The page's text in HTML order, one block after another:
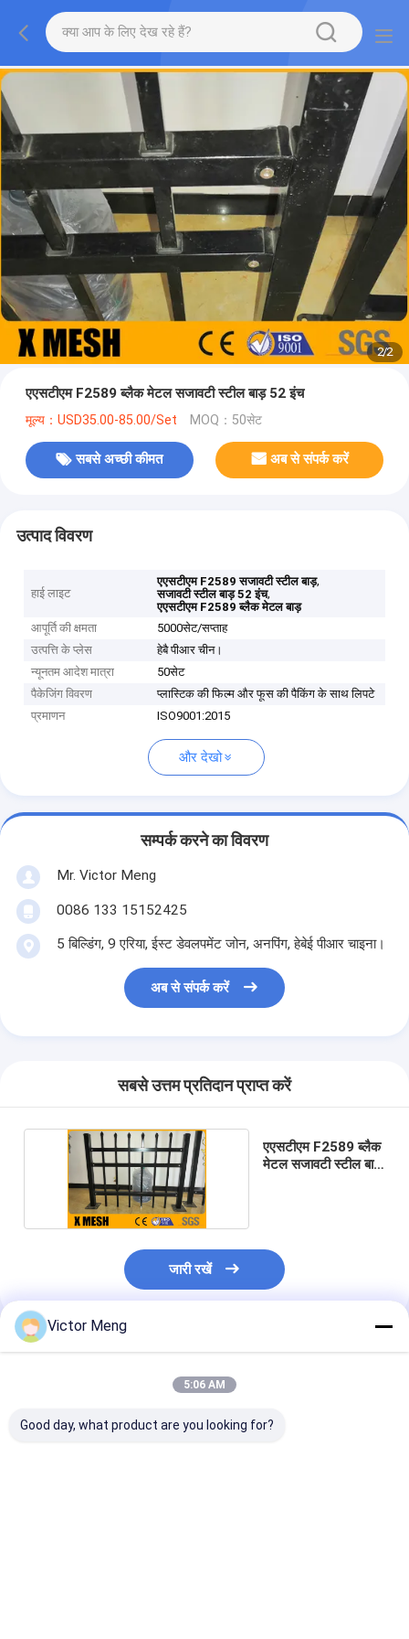
2/2
एएसटीएम F2589 ब्लैक मेटल सजावटी स्टील बाड़ 52 इंच
मूल्य：USD35.00-85.00/Set MOQ：50सेट
सबसे अच्छी कीमत अब से संपर्क करें
उत्पाद विवरण
हाई लाइट
एएसटीएम F2589 सजावटी स्टील बाड़,
सजावटी स्टील बाड़ 52 इंच,
एएसटीएम F2589 ब्लैक मेटल बाड़
आपूर्ति की क्षमता
5000सेट/सप्ताह
उत्पत्ति के प्लेस
हेबै पीआर चीन।
न्यूनतम आदेश मात्रा
50सेट
पैकेजिंग विवरण
प्लास्टिक की फिल्म और फूस की पैकिंग के साथ लिपटे
प्रमाणन
ISO9001:2015
और देखो
सम्पर्क करने का विवरण
Mr. Victor Meng
0086 133 15152425
5 बिल्डिंग, 9 एरिया, ईस्ट डेवलपमेंट जोन, अनपिंग, हेबेई पीआर चाइना।
अब से संपर्क करें
सबसे उत्तम प्रतिदान प्राप्त करें
एएसटीएम F2589 ब्लैक
मेटल सजावटी स्टील बाड़
जारी रखें
अनुशंसित उत्पाद
Victor Meng
5:06 AM
Good day, what product are you looking for?